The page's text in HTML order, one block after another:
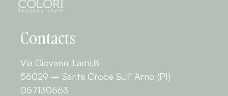
Contacts
Via Giovanni Lami,8
56029 – Santa Croce Sull’ Arno (PI)
057130663